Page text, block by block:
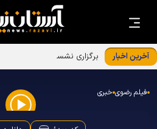
آخرین اخبار
برگزاری نشست معاونین و
استان‌ها در بنیادپژوهش
فیلم رضوی خبری